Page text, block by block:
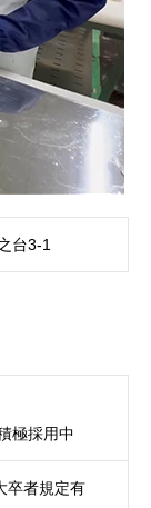
台3-1
極採用中
卒者規定有